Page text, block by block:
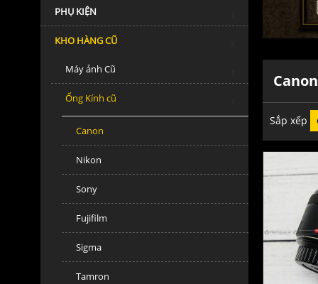
Canon
Sắp xếp
PHỤ KIỆN
KHO HÀNG CŨ
Máy ảnh Cũ
Ống Kính cũ
Canon
Nikon
Sony
Fujifilm
Sigma
Tamron